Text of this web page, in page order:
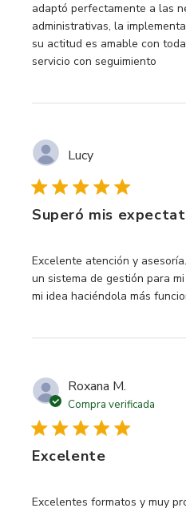
adaptó perfectamente a las
administrativas, la
su actitud es amable con
servicio con seguimiento
Lucy
Superó mis
Excelente atención y
un sistema de gestión para
mi idea haciéndola más
read more about review
Roxana M.
Compra verificada
Excelente
Excelentes formatos y muy
read more about review